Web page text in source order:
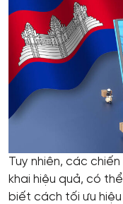
Tuy nhiên, các
khai hiệu quả, có
biết cách tối ưu